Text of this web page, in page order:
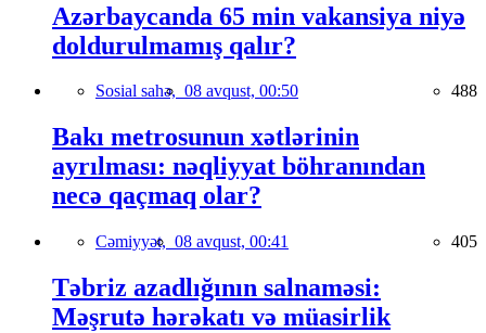
Azərbaycanda 65 min vakansiya niyə
doldurulmamış qalır?
Sosial sahə, 08 avqust, 00:50 488
Bakı metrosunun xətlərinin
ayrılması: nəqliyyat böhranından
necə qaçmaq olar?
Cəmiyyət, 08 avqust, 00:41 405
Təbriz azadlığının salnaməsi:
Məşrutə hərəkatı və müasirlik